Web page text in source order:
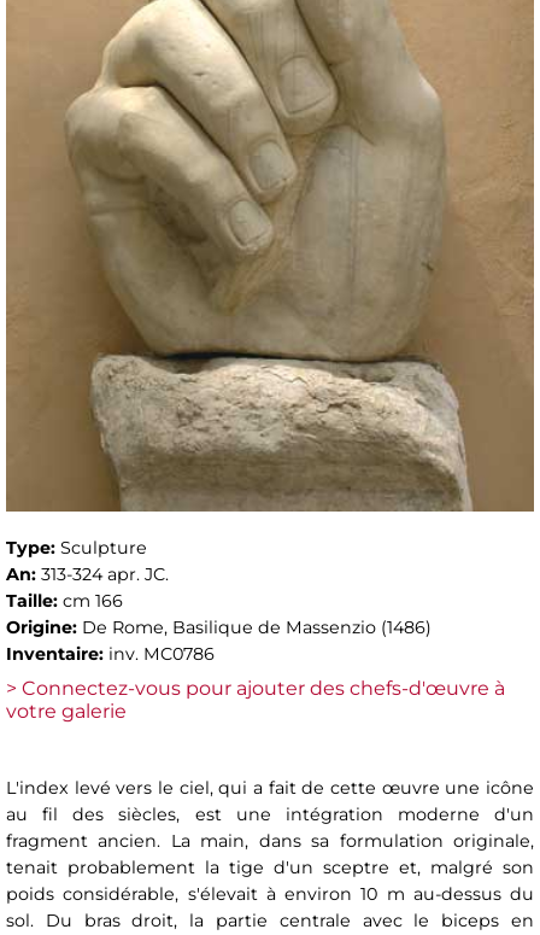
Type: Sculpture
An: 313-324 apr. JC.
Taille: cm 166
Origine: De Rome, Basilique de Massenzio (1486)
Inventaire: inv. MC0786
> Connectez-vous pour ajouter des chefs-d'œuvre à
votre galerie
L'index levé vers le ciel, qui a fait de cette œuvre une icône
au fil des siècles, est une intégration moderne d'un
fragment ancien. La main, dans sa formulation originale,
tenait probablement la tige d'un sceptre et, malgré son
poids considérable, s'élevait à environ 10 m au-dessus du
sol. Du bras droit, la partie centrale avec le biceps en